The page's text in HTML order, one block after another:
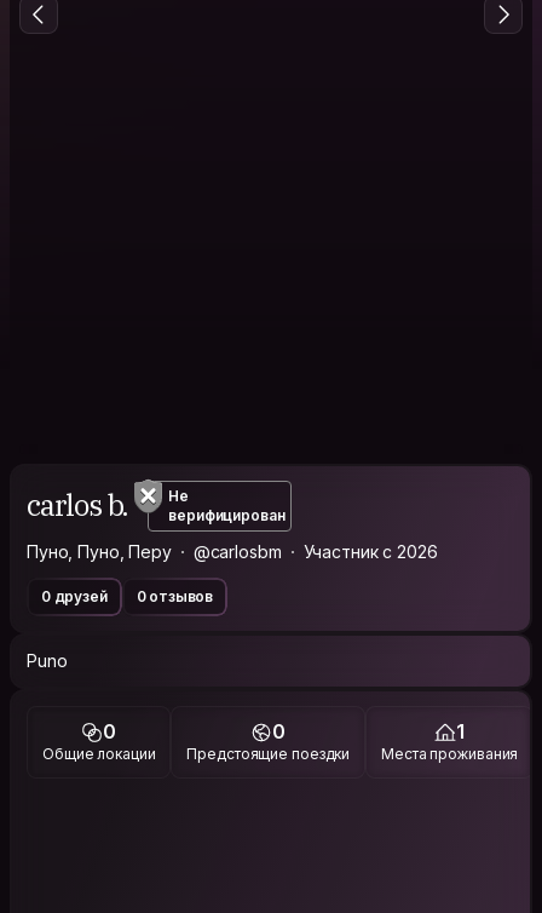
carlos b.
Не
верифицирован
Пуно, Пуно, Перу @carlosbm Участник с 2026
0 друзей 0 отзывов
Puno
0
Общие локации
0
Предстоящие поездки
1
Места проживания